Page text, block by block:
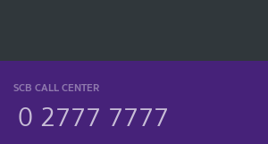
SCB CALL CENTER
0 2777 7777